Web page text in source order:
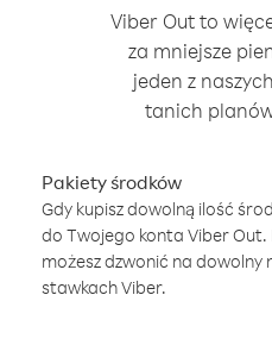
Viber Out to
za mniejsze
jeden z
tanich
Pakiety środków
Gdy kupisz dowolną ilość
do Twojego konta Viber Out.
możesz dzwonić na dowolny
stawkach Viber.